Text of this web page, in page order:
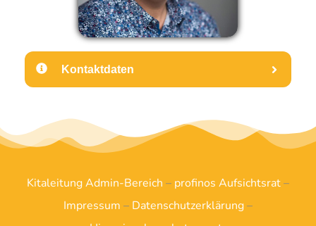
Kontaktdaten
Kitaleitung Admin-Bereich – profinos Aufsichtsrat–
Impressum – Datenschutzerklärung–